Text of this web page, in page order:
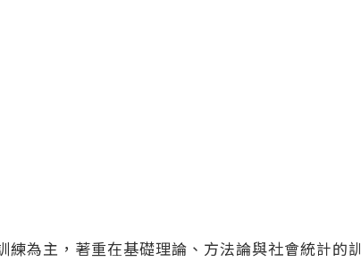
練為主，著重在基礎理論、方法論與社會統計的